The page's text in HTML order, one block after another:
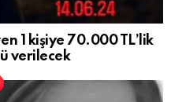
1 kişiye 70.000 TL’lik
verilecek